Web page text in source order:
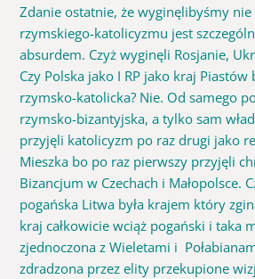
Zdanie ostatnie, że wyginęlibyśmy
rzymskiego-katolicyzmu jest
absurdem. Czyż wyginęli Rosjanie,
Czy Polska jako I RP jako kraj Piastów
rzymsko-katolicka? Nie. Od samego
rzymsko-bizantyjska, a tylko sam
przyjęli katolicyzm po raz drugi jako
Mieszka bo po raz pierwszy przyjęli
Bizancjum w Czechach i Małopolsce.
pogańska Litwa była krajem który
kraj całkowicie wciąż pogański i taka
zjednoczona z Wieletami i
zdradzona przez elity przekupione